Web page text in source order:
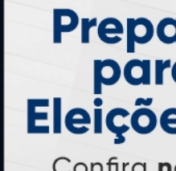
PRODUTOS
Adesivos
Ímãs